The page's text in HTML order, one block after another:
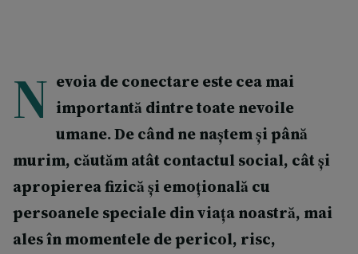
N evoia de conectare este cea mai
importantă dintre toate nevoile
umane. De când ne naștem și până
murim, căutăm atât contactul social, cât și
apropierea fizică și emoțională cu
persoanele speciale din viața noastră, mai
ales în momentele de pericol, risc,